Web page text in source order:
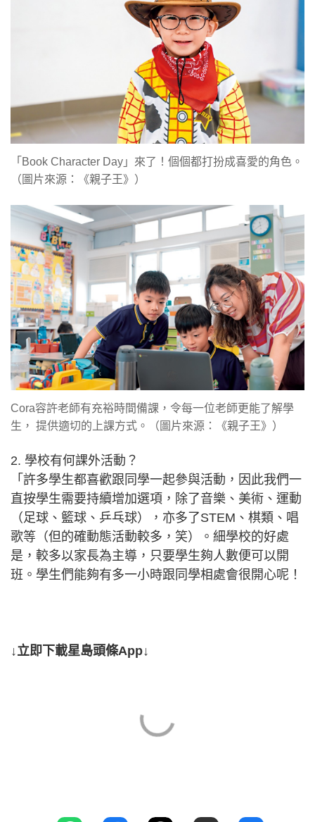
「Book Character Day」來了！個個都打扮成喜愛的角色。
（圖片來源：《親子王》）
Cora容許老師有充裕時間備課，令每一位老師更能了解學
生， 提供適切的上課方式。（圖片來源：《親子王》）
2. 學校有何課外活動？
「許多學生都喜歡跟同學一起參與活動，因此我們一
直按學生需要持續增加選項，除了音樂、美術、運動
（足球、籃球、乒乓球），亦多了STEM、棋類、唱
歌等（但的確動態活動較多，笑）。細學校的好處
是，較多以家長為主導，只要學生夠人數便可以開
班。學生們能夠有多一小時跟同學相處會很開心呢！
↓立即下載星島頭條App↓